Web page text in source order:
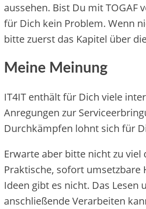
aussehen. Bist Du mit TOGAF
für Dich kein Problem. Wenn
bitte zuerst das Kapitel über
Meine Meinung
IT4IT enthält für Dich viele
Anregungen zur
Durchkämpfen lohnt sich für
Erwarte aber bitte nicht zu viel
Praktische, sofort umsetzbare
Ideen gibt es nicht. Das Lesen
anschließende Verarbeiten